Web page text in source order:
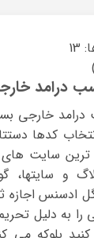
13
درامد
خارجی
انتخاب کدها
ترین سایت
و سایتها،
ادسنس اجازه
را به دلیل